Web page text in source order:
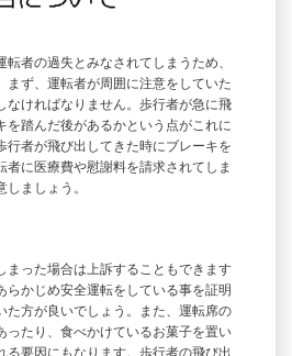
者の過失とみなされてしまうため、
まず、運転者が周囲に注意をしていた
なければなりません。歩行者が急に飛
を踏んだ後があるかという点がこれに
行者が飛び出してきた時にブレーキを
者に医療費や慰謝料を請求されてしま
ましょう。
まった場合は上訴することもできます
らかじめ安全運転をしている事を証明
た方が良いでしょう。また、運転席の
ったり、食べかけているお菓子を置い
る要因にもなります。歩行者の飛び出